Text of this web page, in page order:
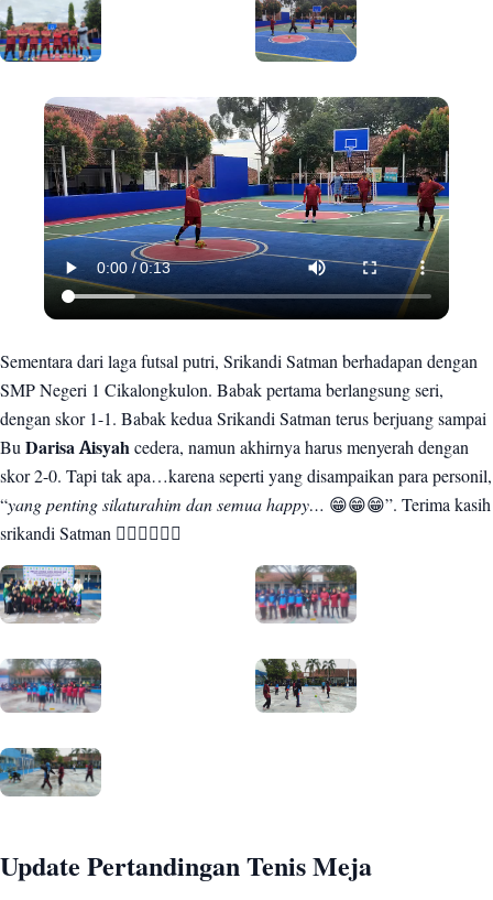
Sementara dari laga futsal putri, Srikandi Satman berhadapan dengan
SMP Negeri 1 Cikalongkulon. Babak pertama berlangsung seri,
dengan skor 1-1. Babak kedua Srikandi Satman terus berjuang sampai
Bu Darisa Aisyah cedera, namun akhirnya harus menyerah dengan
skor 2-0. Tapi tak apa…karena seperti yang disampaikan para personil,
“yang penting silaturahim dan semua happy… 😁😁😁”. Terima kasih
srikandi Satman 👍🏻👍🏻👍🏻
Update Pertandingan Tenis Meja